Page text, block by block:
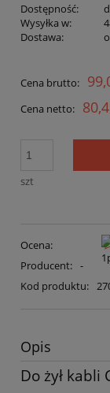
Dostępność:
Wysyłka w:
Dostawa:
Cena nie
Cena brutto:
Cena netto:
szt
Ocena:
Producent: -
Kod produktu:
Opis
Do żył kabli